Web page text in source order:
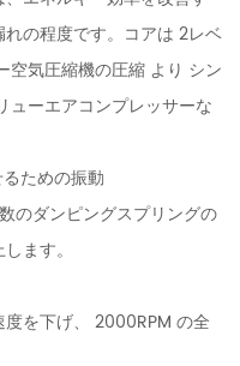
の程度です。コアは 2レベ
空気圧縮機の圧縮 より シン
ューエアコンプレッサーな
ための振動
のダンピングスプリングの
ます。
を下げ、 2000RPM の全